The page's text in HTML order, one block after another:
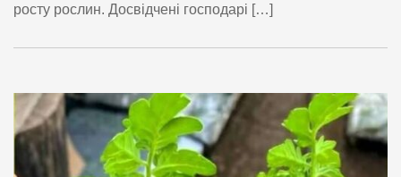
росту рослин. Досвідчені господарі […]